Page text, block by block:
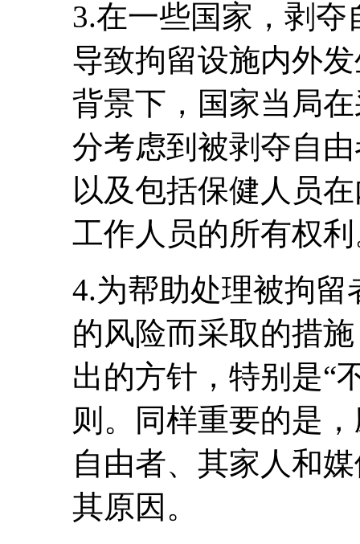
3.在一些国家，剥
导致拘留设施内外
背景下，国家当局
分考虑到被剥夺自
以及包括保健人员
工作人员的所有权
4.为帮助处理被拘
的风险而采取的措
出的方针，特别是“
则。同样重要的是
自由者、其家人和
其原因。